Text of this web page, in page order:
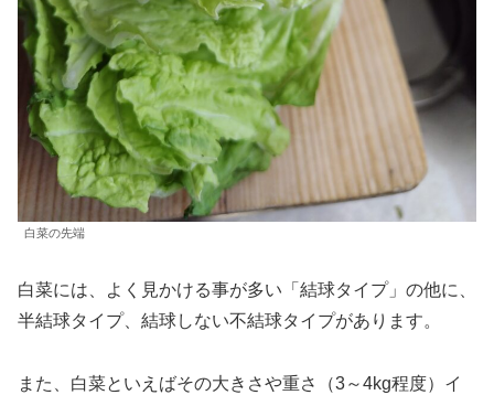
白菜の先端
白菜には、よく見かける事が多い「結球タイプ」の他に、
半結球タイプ、結球しない不結球タイプがあります。
また、白菜といえばその大きさや重さ（3～4kg程度）イ